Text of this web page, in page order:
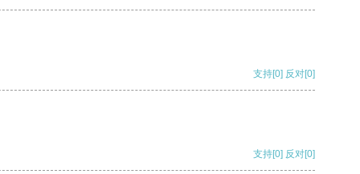
支持[0] 反对[0]
支持[0] 反对[0]